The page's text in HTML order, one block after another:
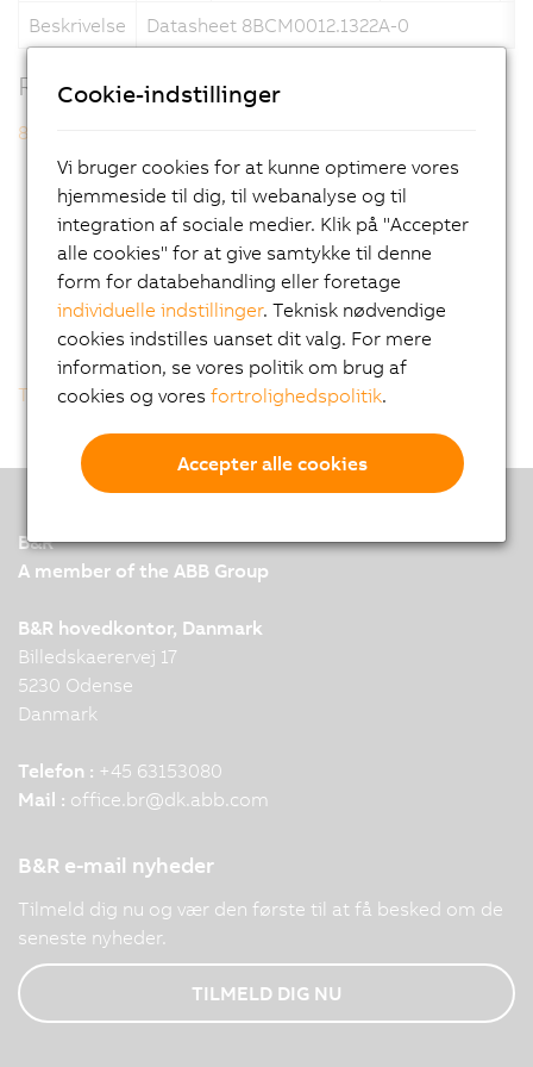
Beskrivelse
Datasheet 8BCM0012.1322A-0
Relaterede produkter
8BCM0012.1322A-0
Tilbage til listen
B&R
A member of the ABB Group
B&R hovedkontor, Danmark
Billedskaerervej 17
5230 Odense
Danmark
Telefon : +45 63153080
Mail : office.br@dk.abb.com
B&R e-mail nyheder
Tilmeld dig nu og vær den første til at få besked om de
seneste nyheder.
TILMELD DIG NU
Cookie-indstillinger
Vi bruger cookies for at kunne optimere vores
hjemmeside til dig, til webanalyse og til
integration af sociale medier. Klik på "Accepter
alle cookies" for at give samtykke til denne
form for databehandling eller foretage
individuelle indstillinger. Teknisk nødvendige
cookies indstilles uanset dit valg. For mere
information, se vores politik om brug af
cookies og voresfortrolighedspolitik.
Accepter alle cookies